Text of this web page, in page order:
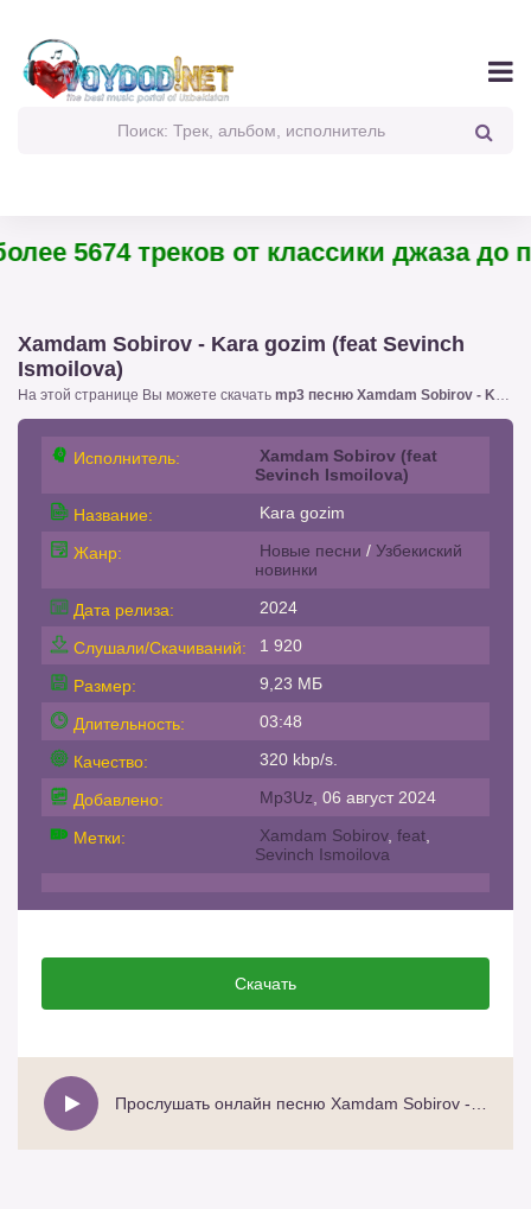
5674 треков от классики джаза до
Xamdam Sobirov - Kara gozim (feat Sevinch
Ismoilova)
На этой странице Вы можете скачать mp3 песню Xamdam Sobirov - Kara gozim (feat Sevinch Ismoilova)
Исполнитель:
Xamdam Sobirov (feat
Sevinch Ismoilova)
Название: Kara gozim
Жанр: Новые песни / Узбекиский
новинки
Дата релиза: 2024
Слушали/Скачиваний: 1 920
Размер: 9,23 МБ
Длительность: 03:48
Качество: 320 kbp/s.
Добавлено: Mp3Uz , 06 август 2024
Метки: Xamdam Sobirov, feat
Sevinch Ismoilova
Скачать